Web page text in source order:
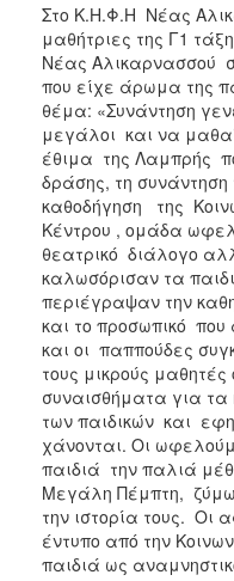
ΔΗΜΟΤΗΣ
ΕΠΙΣΚΕΠΤΗΣ
ΗΡΑΚΛΕΙΟ
Στο Κ.Η.Φ.Η Νέας
μαθήτριες της Γ1
Νέας Αλικαρνασσού
που είχε άρωμα της
θέμα: «Συνάντηση
μεγάλοι και να
έθιμα της Λαμπρής
δράσης, τη
καθοδήγηση της
Κέντρου , ομάδα
θεατρικό διάλογο
καλωσόρισαν τα
περιέγραψαν την
και το προσωπικό
και οι παππούδες
τους μικρούς
συναισθήματα για
των παιδικών και
χάνονται. Οι
παιδιά την παλιά
Μεγάλη Πέμπτη,
την ιστορία τους.
έντυπο από την
παιδιά ως